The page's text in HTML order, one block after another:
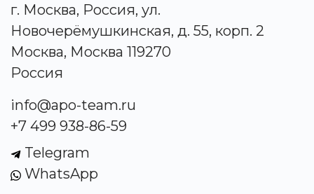
г. Москва, Россия, ул.
Новочерёмушкинская, д. 55, корп. 2
Москва, Москва 119270
Россия
info@apo-team.ru
+7 499 938-86-59
Telegram
WhatsApp